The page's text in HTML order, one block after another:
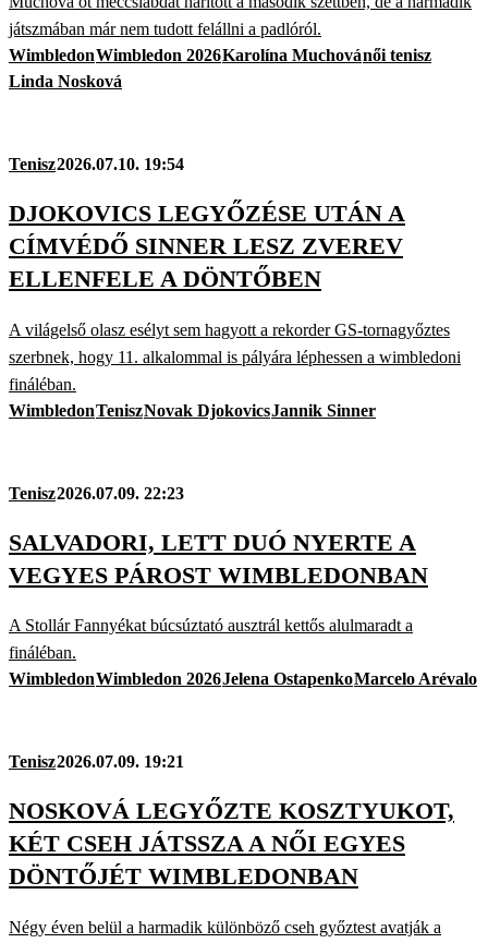
játszmában már nem tudott felállni a padlóról.
WimbledonWimbledon 2026Karolína Muchovánői tenisz
Linda Nosková
Tenisz2026.07.10. 19:54
DJOKOVICS LEGYŐZÉSE UTÁN A
CÍMVÉDŐ SINNER LESZ ZVEREV
ELLENFELE A DÖNTŐBEN
A világelső olasz esélyt sem hagyott a rekorder GS-tornagyőztes
szerbnek, hogy 11. alkalommal is pályára léphessen a wimbledoni
fináléban.
WimbledonTeniszNovak DjokovicsJannik Sinner
Tenisz2026.07.09. 22:23
SALVADORI, LETT DUÓ NYERTE A
VEGYES PÁROST WIMBLEDONBAN
A Stollár Fannyékat búcsúztató ausztrál kettős alulmaradt a
fináléban.
WimbledonWimbledon 2026Jelena OstapenkoMarcelo Arévalo
Tenisz2026.07.09. 19:21
NOSKOVÁ LEGYŐZTE KOSZTYUKOT,
KÉT CSEH JÁTSSZA A NŐI EGYES
DÖNTŐJÉT WIMBLEDONBAN
Négy éven belül a harmadik különböző cseh győztest avatják a